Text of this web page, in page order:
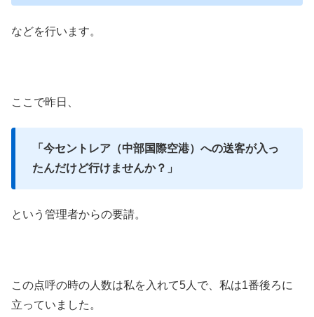
などを行います。
ここで昨日、
「今セントレア（中部国際空港）への送客が入っ
たんだけど行けませんか？」
という管理者からの要請。
この点呼の時の人数は私を入れて5人で、私は1番後ろに
立っていました。